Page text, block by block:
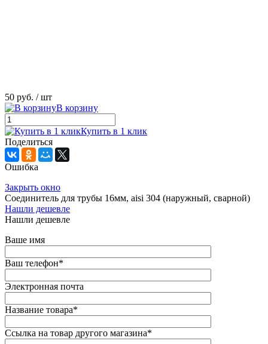
50 руб. / шт
В корзину
Купить в 1 клик
Поделиться
Ошибка
Закрыть окно
Соединитель для трубы 16мм, aisi 304 (наружный, сварной)
Нашли дешевле
Нашли дешевле
Ваше имя
Ваш телефон*
Электронная почта
Название товара*
Ссылка на товар другого магазина*